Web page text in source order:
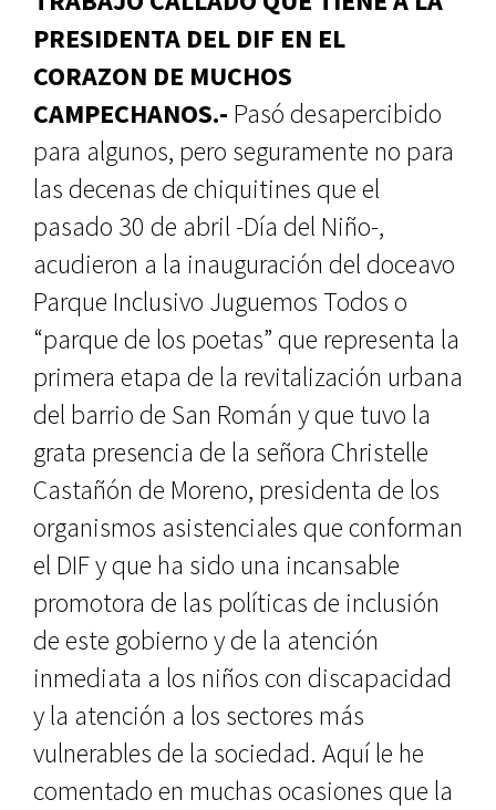
PRESIDENTA DEL DIF EN EL
CORAZON DE MUCHOS
CAMPECHANOS.- Pasó desapercibido
para algunos, pero seguramente no para
las decenas de chiquitines que el
pasado 30 de abril -Día del Niño-,
acudieron a la inauguración del doceavo
Parque Inclusivo Juguemos Todos o
“parque de los poetas” que representa la
primera etapa de la revitalización urbana
del barrio de San Román y que tuvo la
grata presencia de la señora Christelle
Castañón de Moreno, presidenta de los
organismos asistenciales que conforman
el DIF y que ha sido una incansable
promotora de las políticas de inclusión
de este gobierno y de la atención
inmediata a los niños con discapacidad
y la atención a los sectores más
vulnerables de la sociedad. Aquí le he
comentado en muchas ocasiones que la